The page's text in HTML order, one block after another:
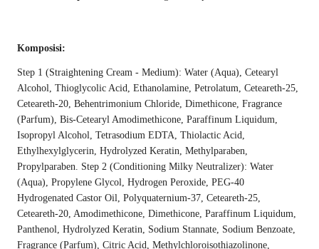
Komposisi:
Step 1 (Straightening Cream - Medium): Water (Aqua), Cetearyl
Alcohol, Thioglycolic Acid, Ethanolamine, Petrolatum, Ceteareth-25,
Ceteareth-20, Behentrimonium Chloride, Dimethicone, Fragrance
(Parfum), Bis-Cetearyl Amodimethicone, Paraffinum Liquidum,
Isopropyl Alcohol, Tetrasodium EDTA, Thiolactic Acid,
Ethylhexylglycerin, Hydrolyzed Keratin, Methylparaben,
Propylparaben. Step 2 (Conditioning Milky Neutralizer): Water
(Aqua), Propylene Glycol, Hydrogen Peroxide, PEG-40
Hydrogenated Castor Oil, Polyquaternium-37, Ceteareth-25,
Ceteareth-20, Amodimethicone, Dimethicone, Paraffinum Liquidum,
Panthenol, Hydrolyzed Keratin, Sodium Stannate, Sodium Benzoate,
Fragrance (Parfum), Citric Acid, Methylchloroisothiazolinone,